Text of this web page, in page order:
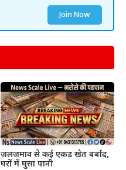
Join Now
जलजमाव से कई एकड़ खेत बर्बाद,
घरों में घुसा पानी